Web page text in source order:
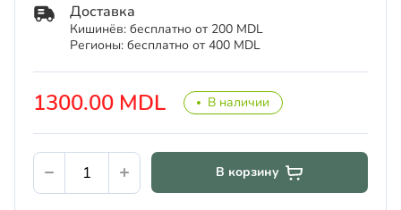
1300.00 MDL В наличии
Доставка
Кишинёв: бесплатно от 200 MDL
Регионы: бесплатно от 400 MDL
В корзину